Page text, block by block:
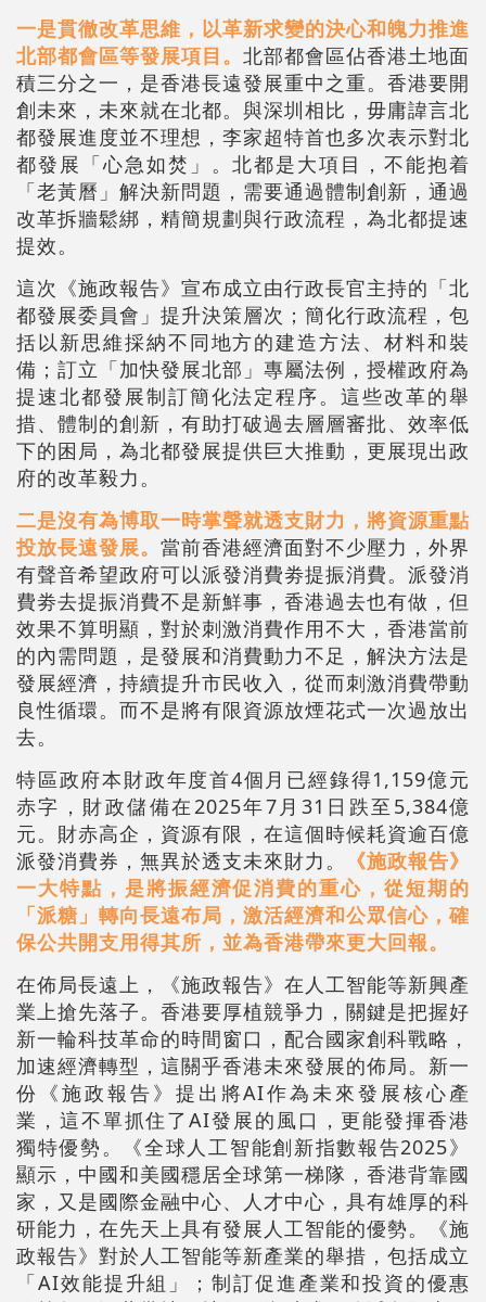
一是貫徹改革思維，以革新求變的決心和魄力推進
北部都會區等發展項目。 北部都會區佔香港土地面
積三分之一，是香港長遠發展重中之重。香港要開
創未來，未來就在北都。與深圳相比，毋庸諱言北
都發展進度並不理想，李家超特首也多次表示對北
都發展「心急如焚」。北都是大項目，不能抱着
「老黃曆」解決新問題，需要通過體制創新，通過
改革拆牆鬆綁，精簡規劃與行政流程，為北都提速
提效。
這次《施政報告》宣布成立由行政長官主持的「北
都發展委員會」提升決策層次；簡化行政流程，包
括以新思維採納不同地方的建造方法、材料和裝
備；訂立「加快發展北部」專屬法例，授權政府為
提速北都發展制訂簡化法定程序。這些改革的舉
措、體制的創新，有助打破過去層層審批、效率低
下的困局，為北都發展提供巨大推動，更展現出政
府的改革毅力。
二是沒有為博取一時掌聲就透支財力，將資源重點
投放長遠發展。 當前香港經濟面對不少壓力，外界
有聲音希望政府可以派發消費劵提振消費。派發消
費劵去提振消費不是新鮮事，香港過去也有做，但
效果不算明顯，對於刺激消費作用不大，香港當前
的內需問題，是發展和消費動力不足，解決方法是
發展經濟，持續提升市民收入，從而刺激消費帶動
良性循環。而不是將有限資源放煙花式一次過放出
去。
特區政府本財政年度首4個月已經錄得1,159億元
赤字，財政儲備在2025年7月31日跌至5,384億
元。財赤高企，資源有限，在這個時候耗資逾百億
派發消費券，無異於透支未來財力。
《施政報告》
一大特點，是將振經濟促消費的重心，從短期的
「派糖」轉向長遠布局，激活經濟和公眾信心，確
保公共開支用得其所，並為香港帶來更大回報。
在佈局長遠上，《施政報告》在人工智能等新興產
業上搶先落子。香港要厚植競爭力，關鍵是把握好
新一輪科技革命的時間窗口，配合國家創科戰略，
加速經濟轉型，這關乎香港未來發展的佈局。新一
份《施政報告》提出將AI作為未來發展核心產
業，這不單抓住了AI發展的風口，更能發揮香港
獨特優勢。《全球人工智能創新指數報告2025》
顯示，中國和美國穩居全球第一梯隊，香港背靠國
家，又是國際金融中心、人才中心，具有雄厚的科
研能力，在先天上具有發展人工智能的優勢。《施
政報告》對於人工智能等新產業的舉措，包括成立
「AI效能提升組」；制訂促進產業和投資的優惠